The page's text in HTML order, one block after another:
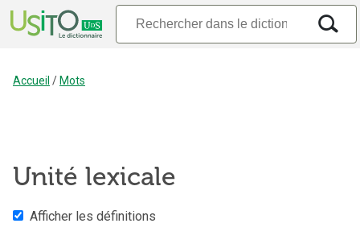
Accueil / Mots
Unité lexicale
Afficher les définitions